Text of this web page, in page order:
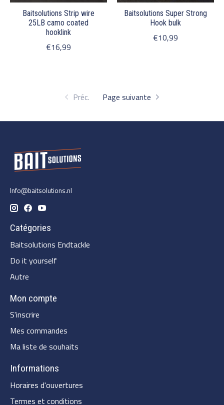
Baitsolutions Strip wire
25LB camo coated
hooklink
€16,99
Baitsolutions Super Strong
Hook bulk
€10,99
Préc. Page suivante
Info@baitsolutions.nl
Catégories
Baitsolutions Endtackle
Do it yourself
Autre
Mon compte
S'inscrire
Mes commandes
Ma liste de souhaits
Informations
Horaires d'ouvertures
Termes et conditions